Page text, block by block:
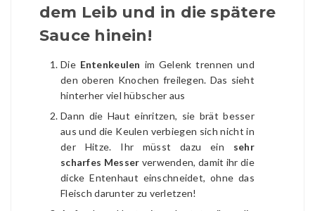
dem Leib und in die spätere
Sauce hinein!
Die Entenkeulen im Gelenk trennen und
den oberen Knochen freilegen. Das sieht
hinterher viel hübscher aus
Dann die Haut einritzen, sie brät besser
aus und die Keulen verbiegen sich nicht in
der Hitze. Ihr müsst dazu ein sehr
scharfes Messer verwenden, damit ihr die
dicke Entenhaut einschneidet, ohne das
Fleisch darunter zu verletzen!